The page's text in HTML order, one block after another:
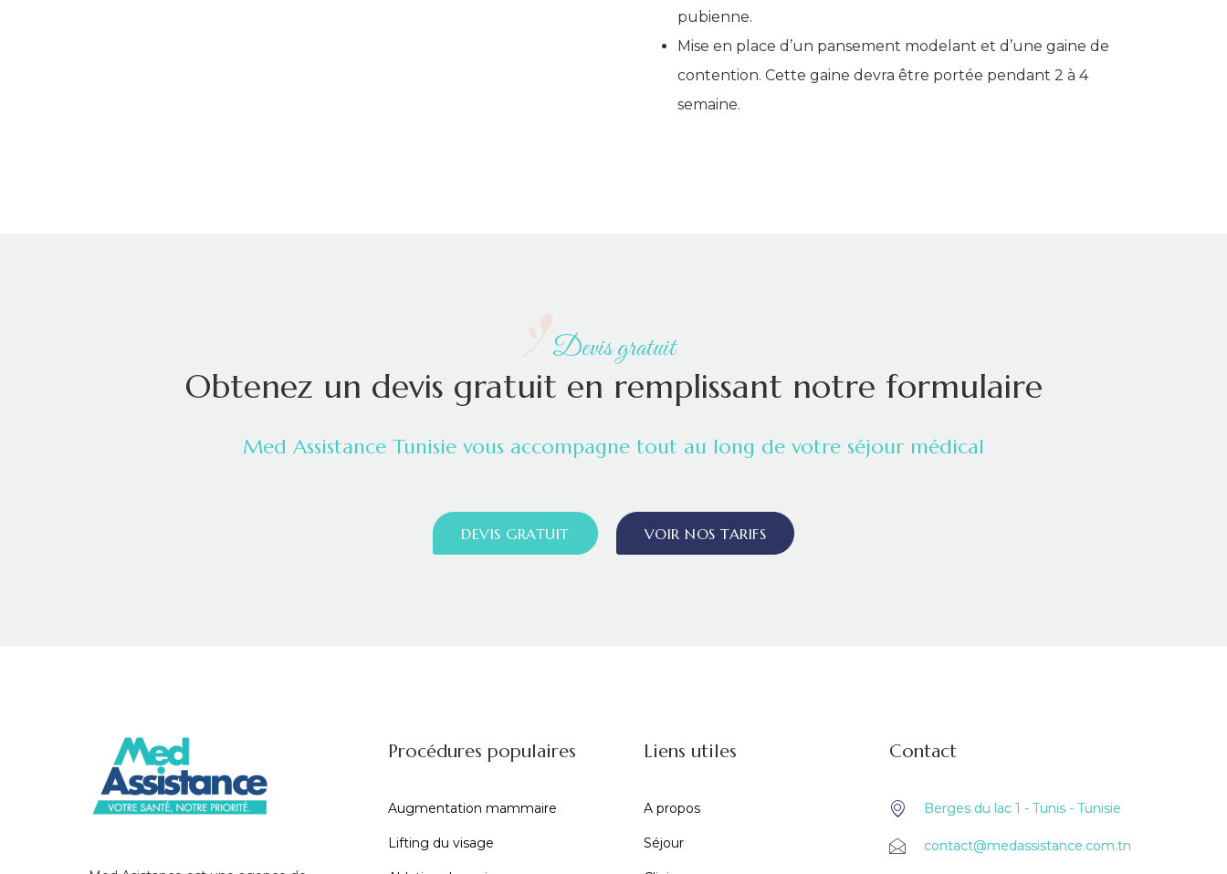
pubienne.
Mise en place d’un pansement modelant et d’une gaine de
contention. Cette gaine devra être portée pendant 2 à 4
semaine.
Devis gratuit
Obtenez un devis gratuit en remplissant notre formulaire
Med Assistance Tunisie vous accompagne tout au long de votre séjour médical
DEVIS GRATUIT VOIR NOS TARIFS
Procédures populaires
Augmentation mammaire
Lifting du visage
Liens utiles
A propos
Séjour
Contact
Berges du lac 1 - Tunis - Tunisie
contact@medassistance.com.tn